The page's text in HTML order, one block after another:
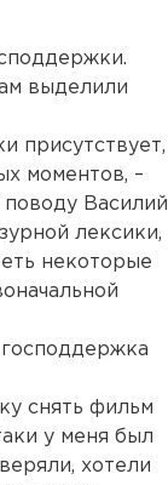
выделили
присутствует,
моментов, –
Василий
лексики,
некоторые
господдержка
снять фильм
у меня был
хотели